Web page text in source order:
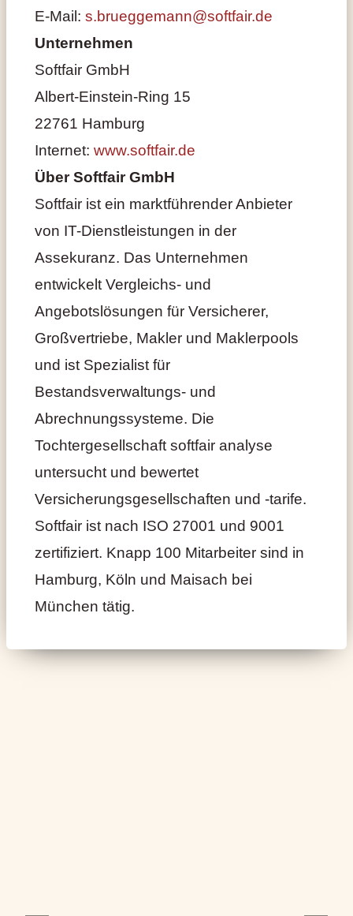
E-Mail: s.brueggemann@softfair.de
Unternehmen
Softfair GmbH
Albert-Einstein-Ring 15
22761 Hamburg
Internet: www.softfair.de
Über Softfair GmbH
Softfair ist ein marktführender Anbieter
von IT-Dienstleistungen in der
Assekuranz. Das Unternehmen
entwickelt Vergleichs- und
Angebotslösungen für Versicherer,
Großvertriebe, Makler und Maklerpools
und ist Spezialist für
Bestandsverwaltungs- und
Abrechnungssysteme. Die
Tochtergesellschaft softfair analyse
untersucht und bewertet
Versicherungsgesellschaften und -tarife.
Softfair ist nach ISO 27001 und 9001
zertifiziert. Knapp 100 Mitarbeiter sind in
Hamburg, Köln und Maisach bei
München tätig.